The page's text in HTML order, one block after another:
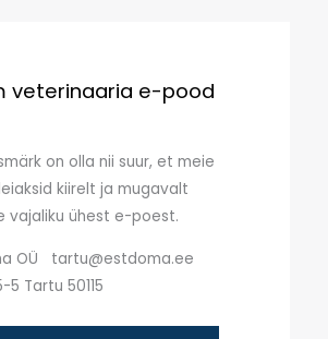
veterinaaria e-pood
on olla nii suur, et meie
kiirelt ja mugavalt
vajaliku ühest e-poest.
OÜ tartu@estdoma.ee
5 Tartu 50115